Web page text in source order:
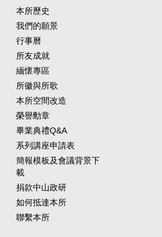
本所歷史
我們的願景
行事曆
所友成就
緬懷專區
所徽與所歌
本所空間改造
榮譽勳章
畢業典禮Q&A
系列講座申請表
簡報模板及會議背景下
載
捐款中山政研
如何抵達本所
聯繫本所